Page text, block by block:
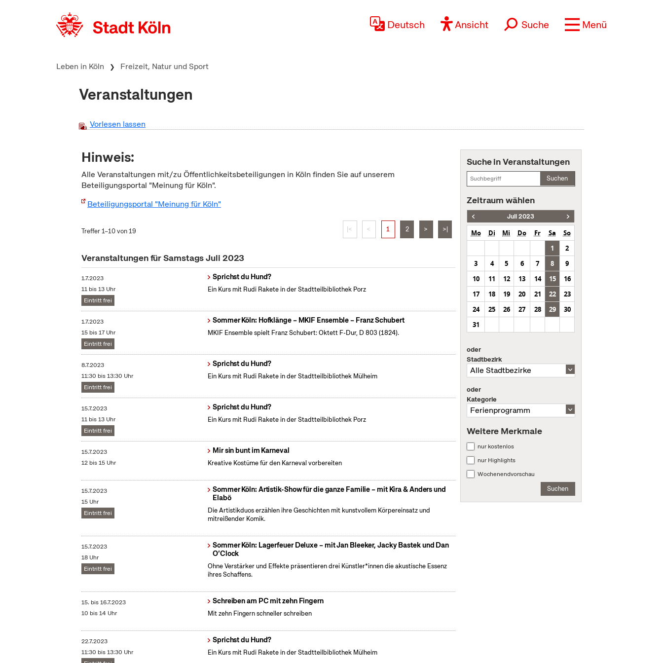
Deutsch Ansicht Suche Menü
Leben in Köln Freizeit, Natur und Sport
Veranstaltungen
Vorlesen lassen
Hinweis:
Alle Veranstaltungen mit/zu Öffentlichkeitsbeteiligungen in Köln finden Sie auf unserem
Beteiligungsportal "Meinung für Köln".
Beteiligungsportal "Meinung für Köln"
Treffer 1–10 von 19 |< < 1 2 > >|
Veranstaltungen für Samstags Juli 2023
1.7.2023
11 bis 13 Uhr
Eintritt frei
Sprichst du Hund?
Ein Kurs mit Rudi Rakete in der Stadtteilbibliothek Porz
1.7.2023
15 bis 17 Uhr
Eintritt frei
Sommer Köln: Hofklänge – MKIF Ensemble – Franz Schubert
MKIF Ensemble spielt Franz Schubert: Oktett F-Dur, D 803 (1824).
8.7.2023
11:30 bis 13:30 Uhr
Eintritt frei
Sprichst du Hund?
Ein Kurs mit Rudi Rakete in der Stadtteilbibliothek Mülheim
15.7.2023
11 bis 13 Uhr
Eintritt frei
Sprichst du Hund?
Ein Kurs mit Rudi Rakete in der Stadtteilbibliothek Porz
15.7.2023
12 bis 15 Uhr
Mir sin bunt im Karneval
Kreative Kostüme für den Karneval vorbereiten
15.7.2023
15 Uhr
Eintritt frei
Sommer Köln: Artistik-Show für die ganze Familie – mit Kira & Anders und
Elabö
Die Artistikduos erzählen ihre Geschichten mit kunstvollem Körpereinsatz und
mitreißender Komik.
15.7.2023
18 Uhr
Eintritt frei
Sommer Köln: Lagerfeuer Deluxe – mit Jan Bleeker, Jacky Bastek und Dan
O‘Clock
Ohne Verstärker und Effekte präsentieren drei Künstler*innen die akustische Essenz
ihres Schaffens.
15. bis16.7.2023
10 bis 14 Uhr
Schreiben am PC mit zehn Fingern
Mit zehn Fingern schneller schreiben
22.7.2023
11:30 bis 13:30 Uhr
Sprichst du Hund?
Ein Kurs mit Rudi Rakete in der Stadtteilbibliothek Mülheim
Suche in Veranstaltungen
Suchen
Zeitraum wählen
Juli 2023
Mo Di Mi Do Fr Sa
So
1
2
3
4 5 6 7 8
9
10
11 12 13 14 15
16
17
18 19 20 21 22
23
24
25 26 27 28 29
30
31
oder
Stadtbezirk
oder
Kategorie
Weitere Merkmale
nur kostenlos
nur Highlights
Wochenendvorschau
Suchen